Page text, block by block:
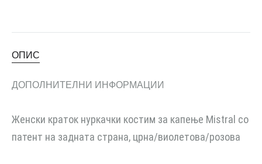
ОПИС
ДОПОЛНИТЕЛНИ ИНФОРМАЦИИ
Женски краток нуркачки костим за капење Mistral со
патент на задната страна, црна/виолетова/розова